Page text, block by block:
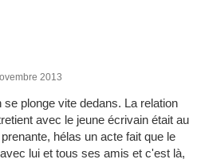
2013
plonge vite dedans. La relation
avec le jeune écrivain était au
hélas un acte fait que le
lui et tous ses amis et c'est là,